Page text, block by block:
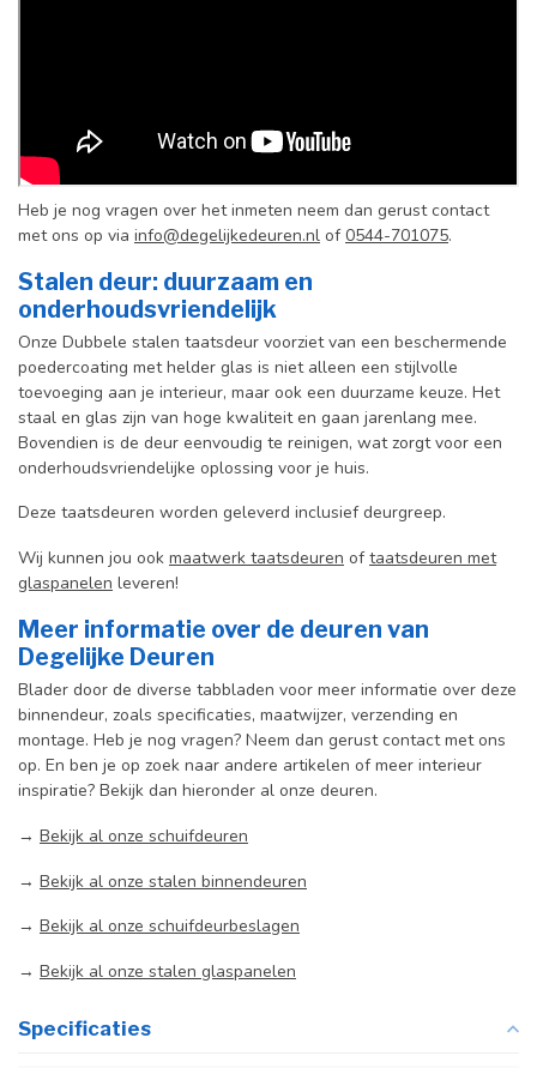
Heb je nog vragen over het inmeten neem dan gerust contact
met ons op via info@degelijkedeuren.nl of0544-701075.
Stalen deur: duurzaam en
onderhoudsvriendelijk
Onze Dubbele stalen taatsdeur voorziet van een beschermende
poedercoating met helder glas is niet alleen een stijlvolle
toevoeging aan je interieur, maar ook een duurzame keuze. Het
staal en glas zijn van hoge kwaliteit en gaan jarenlang mee.
Bovendien is de deur eenvoudig te reinigen, wat zorgt voor een
onderhoudsvriendelijke oplossing voor je huis.
Deze taatsdeuren worden geleverd inclusief deurgreep.
Wij kunnen jou ook maatwerk taatsdeuren oftaatsdeuren met
glaspanelen leveren!
Meer informatie over de deuren van
Degelijke Deuren
Blader door de diverse tabbladen voor meer informatie over deze
binnendeur, zoals specificaties, maatwijzer, verzending en
montage. Heb je nog vragen? Neem dan gerust contact met ons
op. En ben je op zoek naar andere artikelen of meer interieur
inspiratie? Bekijk dan hieronder al onze deuren.
→ Bekijk al onze schuifdeuren
→ Bekijk al onze stalen binnendeuren
→ Bekijk al onze schuifdeurbeslagen
→ Bekijk al onze stalen glaspanelen
Specificaties